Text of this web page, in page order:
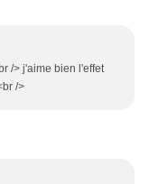
/> j'aime bien l'effet
/>